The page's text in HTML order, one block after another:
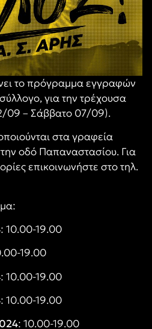
το πρόγραμμα εγγραφών
για την τρέχουσα
09 – Σάββατο 07/09).
στα γραφεία
οδό Παπαναστασίου. Για
επικοινωνήστε στο τηλ.
: 10.00-19.00
19.00
: 10.00-19.00
: 10.00-19.00
: 10.00-19.00